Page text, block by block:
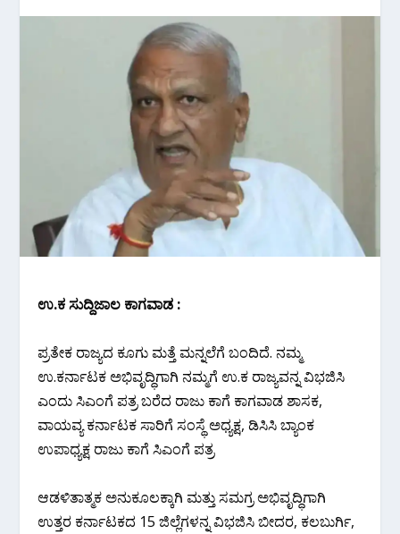
ಉ‌.ಕ ಸುದ್ದಿಜಾಲ ಕಾಗವಾಡ :
ಪ್ರತೇಕ ರಾಜ್ಯದ ಕೂಗು ಮತ್ತೆ ಮನ್ನಲೆಗೆ ಬಂದಿದೆ. ನಮ್ಮ
ಉ.ಕರ್ನಾಟಕ ಅಭಿವೃದ್ಧಿಗಾಗಿ ನಮ್ಮಗೆ ಉ.ಕ ರಾಜ್ಯವನ್ನ ವಿಭಜಿಸಿ
ಎಂದು ಸಿಎಂಗೆ ಪತ್ರ ಬರೆದ ರಾಜು ಕಾಗೆ ಕಾಗವಾಡ ಶಾಸಕ,
ವಾಯವ್ಯ ಕರ್ನಾಟಕ‌ ಸಾರಿಗೆ‌ ಸಂಸ್ಥೆ‌ ಅಧ್ಯಕ್ಷ, ಡಿಸಿಸಿ ಬ್ಯಾಂಕ
ಉಪಾಧ್ಯಕ್ಷ ರಾಜು ಕಾಗೆ ಸಿಎಂಗೆ ಪತ್ರ
ಆಡಳಿತಾತ್ಮಕ ಅನುಕೂಲಕ್ಕಾಗಿ ಮತ್ತು ಸಮಗ್ರ ಅಭಿವೃದ್ಧಿಗಾಗಿ
ಉತ್ತರ ಕರ್ನಾಟಕದ 15 ಜಿಲ್ಲೆಗಳನ್ನ ವಿಭಜಿಸಿ ಬೀದರ, ಕಲಬುರ್ಗಿ,